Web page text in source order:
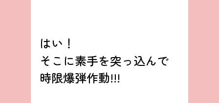
はい！
そこに素手を突っ込んで
時限爆弾作動!!!